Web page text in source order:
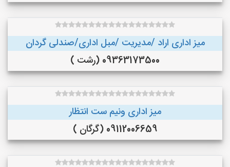
میز اداری اراد /مدیریت /مبل اداری/صندلی گردان
09363173500 (رشت )
میز اداری ونیم ست انتظار
09112006659 (گرگان )